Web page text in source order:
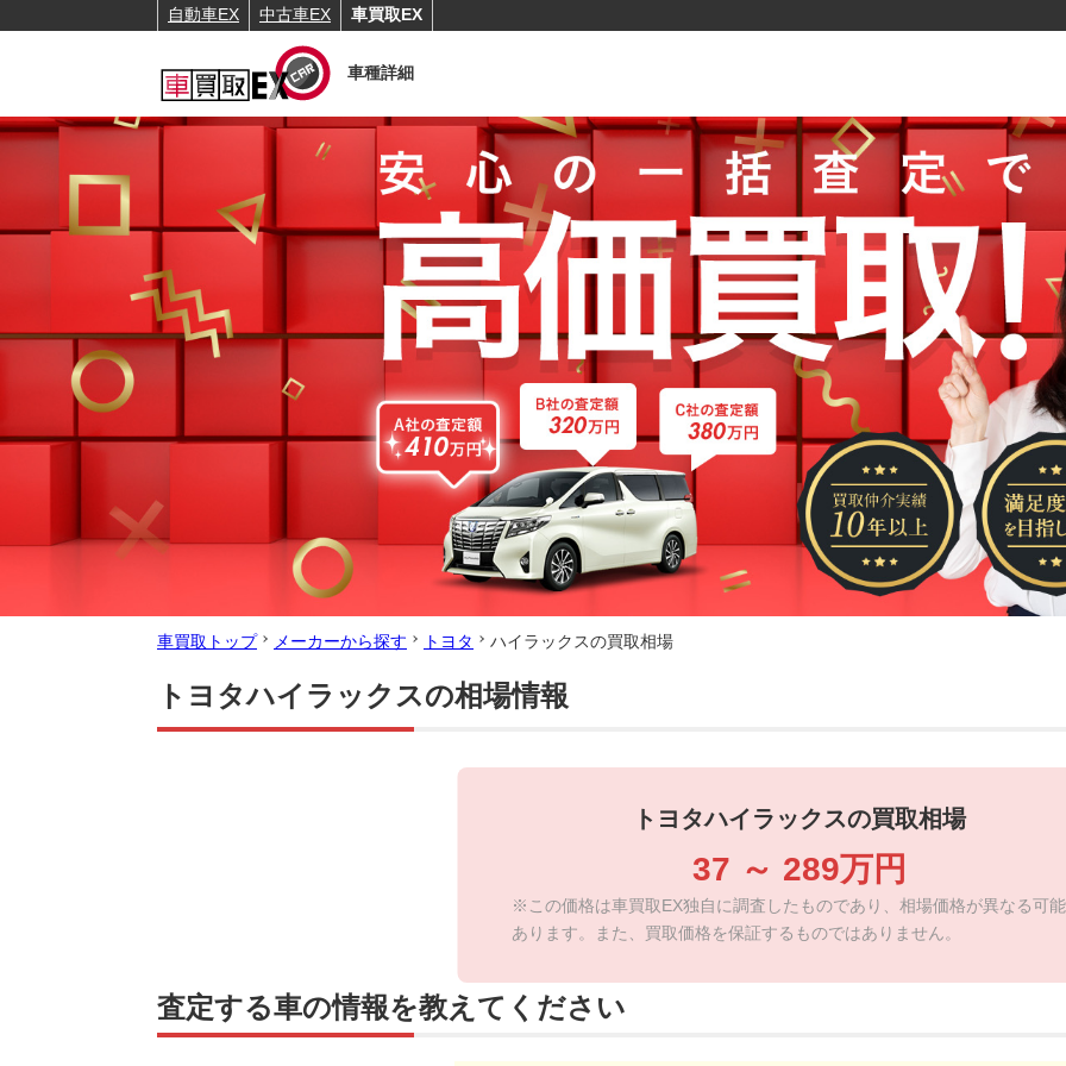
自動車EX 中古車EX 車買取EX
車種詳細
車買取トップ メーカーから探す トヨタ ハイラックスの買取相場
トヨタハイラックスの相場情報
トヨタハイラックスの買取相場
37 ～ 289万円
※この価格は車買取EX独自に調査したものであり、相場価格が異なる可
あります。また、買取価格を保証するものではありません。
査定する車の情報を教えてください